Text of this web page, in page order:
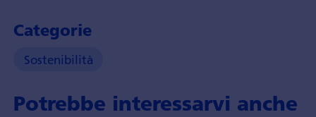
Categorie
Sostenibilità
Potrebbe interessarvi anche